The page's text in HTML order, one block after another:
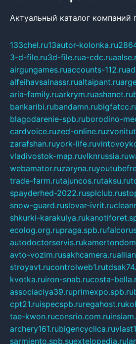
Актуальный каталог компаний
133chel.ru13autor-kolonka.ru
3-d-file.ru3d-file.rua-cdc.ru
airgungames.ruaccounts-112.ru
alfeihavsalnassr.rualtaipant.ru
aria-family.ruarkrym.ruashanet.ru
bankaribi.rubandamn.ru
blagodarenie-spb.ruborodino-
cardvoice.ruzed-online.ru
zarafshan.ruyork-life.ru
vladivostok-map.ruvlknrussia.ru
webamator.ruzaryna.ru
trade-farm.rutajuncos.rutaksu.ru
spayderhed-2022.rusplclub.ru
snow-guard.ruslovar-ivrit.ru
shkurki-karakulya.ru
ecolog.org.rupraga.spb.ru
autodoctorservis.ru
avto-vozim.rusakhcamera.ru
stroyavt.rucontrolweb1.ru
kvotka.ruiron-snab.rucosta-
associaciya39.ruprimexpo.spb.ru
cpt21.ruispecspb.ruregahost.ru
tae-kwon.ruconsrio.com.ru
archery161.rubigencyclica.ru
sarmiento.spb.suextelopedia.ru